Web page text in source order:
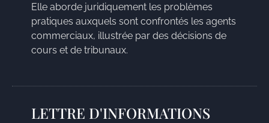
Elle aborde juridiquement les problèmes
pratiques auxquels sont confrontés les agents
commerciaux, illustrée par des décisions de
cours et de tribunaux.
LETTRE D'INFORMATIONS